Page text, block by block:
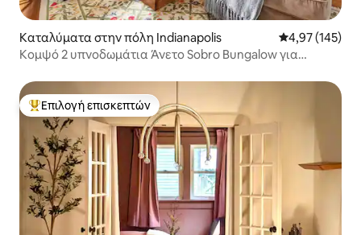
Καταλύματα στην πόλη Indianapolis Μέση
4,97 (145)
Κομψό 2 υπνοδωμάτια Άνετο Sobro Bungalow για
Κορυφαία επιλογή επισκεπτών
Επιλογή επισκεπτών